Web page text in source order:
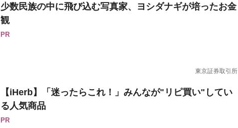
少数民族の中に飛び込む写真家、ヨシダナギが培ったお金
観
PR
東京証券取引所
【iHerb】「迷ったらこれ！」みんなが"リピ買い"してい
る人気商品
PR